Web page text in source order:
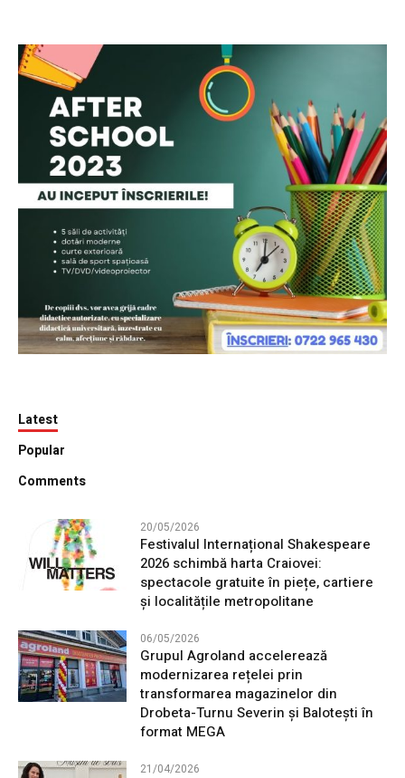
Latest
Popular
Comments
20/05/2026
Festivalul Internațional Shakespeare
2026 schimbă harta Craiovei:
spectacole gratuite în piețe, cartiere
și localitățile metropolitane
06/05/2026
Grupul Agroland accelerează
modernizarea rețelei prin
transformarea magazinelor din
Drobeta-Turnu Severin și Balotești în
format MEGA
21/04/2026